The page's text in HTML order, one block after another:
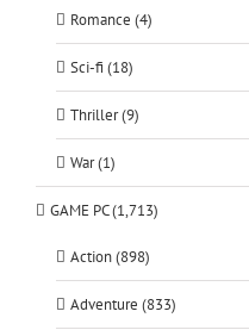
Romance (4)
Sci-fi (18)
Thriller (9)
War (1)
GAME PC (1,713)
Action (898)
Adventure (833)